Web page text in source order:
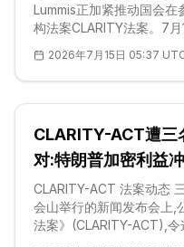
Lummis正加紧推动国会
构法案CLARITY法案。7
关重要。她透露,过去十个
预计将在数日内正式提交
上参议院全院议程,她坦言
路骤然收窄。三位民主
Murphy、俄勒冈州的Jef
2026年7月15日 05:37
CLARITY-ACT遭三
对:特朗普加密利益
CLARITY-ACT 法案动态
会山举行的新闻发布会上,
法案》(CLARITY-ACT),